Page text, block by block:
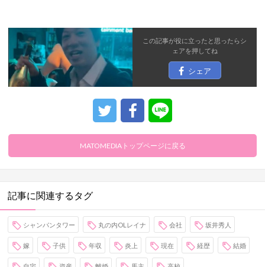
この記事が役に立ったと思ったらシ
ェアを押してね
シェア
MATOMEDIAトップページに戻る
記事に関連するタグ
シャンパンタワー 丸の内OLレイナ 会社 坂井秀人
嫁 子供 年収 炎上 現在 経歴 結婚